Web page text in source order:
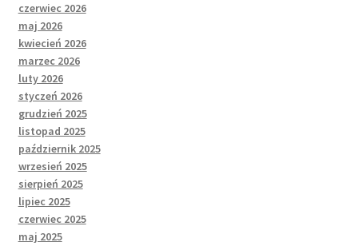
czerwiec 2026
maj 2026
kwiecień 2026
marzec 2026
luty 2026
styczeń 2026
grudzień 2025
listopad 2025
październik 2025
wrzesień 2025
sierpień 2025
lipiec 2025
czerwiec 2025
maj 2025